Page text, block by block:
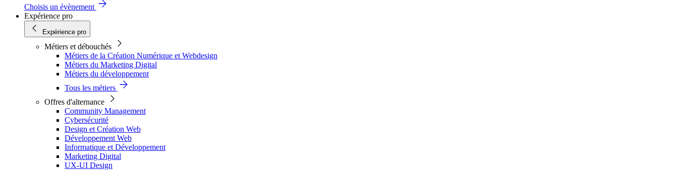
Choisis un évènement
Expérience pro
Expérience pro
Métiers et débouchés
Métiers de la Création Numérique et Webdesign
Métiers du Marketing Digital
Métiers du développement
Tous les métiers
Offres d'alternance
Community Management
Cybersécurité
Design et Création Web
Développement Web
Informatique et Développement
Marketing Digital
UX-UI Design